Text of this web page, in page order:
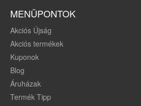
MENÜPONTOK
Akciós Újság
Akciós termékek
Kuponok
Blog
Áruházak
Termék Tipp